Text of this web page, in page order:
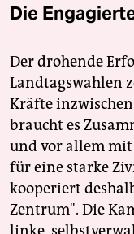
Die
Der drohende
Landtagswahlen
Kräfte
braucht es
und vor allem mit
für eine starke
kooperiert
Zentrum". Die